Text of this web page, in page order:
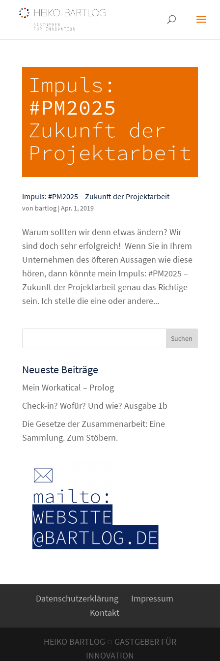
Impuls: #PM2025 – Zukunft der Projektarbeit
von bartlog| Apr. 1, 2019
Warum sollten wir denn etwas ändern? Wir
sind doch sehr erfolgreich! Wenn Sie in Ihrem
Unternehmen des öfteren Aussagen wie diese
hören, dann könnte mein Impuls: #PM2025 –
Zukunft der Projektarbeit genau das Richtige
sein. Ich stelle die eine oder andere...
Neueste Beiträge
Mein Workatical – Prolog
Check-in? Wofür? Und wie? Ausgabe 1b
Die Gesetze der Zusammenarbeit: Eine
Sammlung. Zum Stöbern.
Datenschutzerklärung
Impressum
Kontakt
HEIKO BARTLOG ◌ GASTGEBER FÜR
INNOVATION